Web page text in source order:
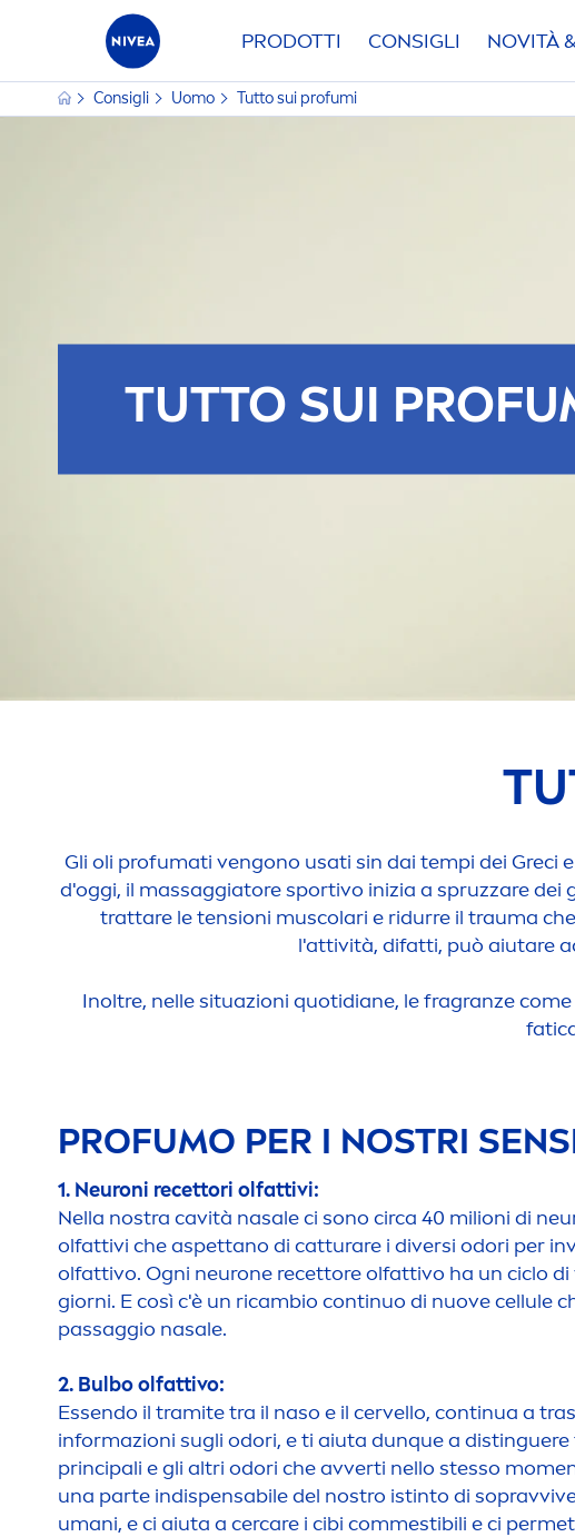
PRODOTTI CONSIGLI NOVITÀ
Consigli Uomo Tutto sui profumi
TUTTO SUI
Gli oli profumati vengono usati sin dai tempi dei Greci
d'oggi, il massaggiatore sportivo inizia a spruzzare
trattare le tensioni muscolari e ridurre il trauma
l'attività, difatti, può aiutare
Inoltre, nelle situazioni quotidiane, le fragranze come
PROFUMO PER I NOSTRI
1. Neuroni recettori olfattivi:
Nella nostra cavità nasale ci sono circa 40 milioni di
olfattivi che aspettano di catturare i diversi odori per
olfattivo. Ogni neurone recettore olfattivo ha un ciclo di
giorni. E così c'è un ricambio continuo di nuove cellule
passaggio nasale.
2. Bulbo olfattivo:
Essendo il tramite tra il naso e il cervello, continua a
informazioni sugli odori, e ti aiuta dunque a distinguere
principali e gli altri odori che avverti nello stesso mo
una parte indispensabile del nostro istinto di
umani, e ci aiuta a cercare i cibi commestibili e ci